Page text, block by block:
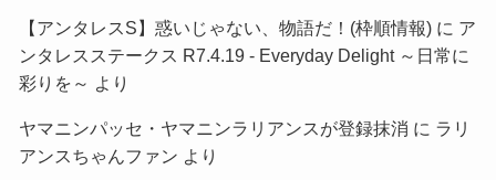
【アンタレスS】惑いじゃない、物語だ！(枠順情報)に ア
ンタレスステークス R7.4.19 - Everyday Delight ～日常に
彩りを～ より
ヤマニンパッセ・ヤマニンラリアンスが登録抹消 に ラリ
アンスちゃんファン より